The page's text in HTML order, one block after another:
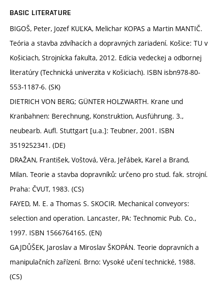
BASIC LITERATURE
BIGOŠ, Peter, Jozef KUĽKA, Melichar KOPAS a Martin MANTIČ.
Teória a stavba zdvíhacích a dopravných zariadení. Košice: TU v
Košiciach, Strojnícka fakulta, 2012. Edícia vedeckej a odbornej
literatúry (Technická univerzita v Košiciach). ISBN isbn978-80-
553-1187-6. (SK)
DIETRICH VON BERG; GÜNTER HOLZWARTH. Krane und
Kranbahnen: Berechnung, Konstruktion, Ausführung. 3.,
neubearb. Aufl. Stuttgart [u.a.]: Teubner, 2001. ISBN
3519252341. (DE)
DRAŽAN, František, Voštová, Věra, Jeřábek, Karel a Brand,
Milan. Teorie a stavba dopravníků: určeno pro stud. fak. strojní.
Praha: ČVUT, 1983. (CS)
FAYED, M. E. a Thomas S. SKOCIR. Mechanical conveyors:
selection and operation. Lancaster, PA: Technomic Pub. Co.,
1997. ISBN 1566764165. (EN)
GAJDŮŠEK, Jaroslav a Miroslav ŠKOPÁN. Teorie dopravních a
manipulačních zařízení. Brno: Vysoké učení technické, 1988.
(CS)